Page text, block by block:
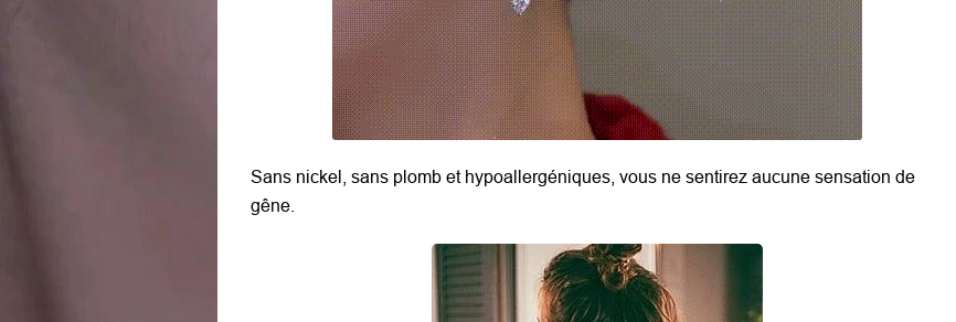
Sans nickel, sans plomb et hypoallergéniques, vous ne sentirez aucune sensation de
gêne.